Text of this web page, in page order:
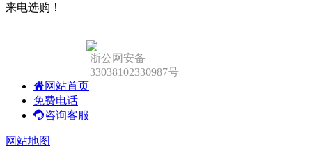
来电选购！
浙公网安备
33038102330987号
网站首页
免费电话
咨询客服
网站地图